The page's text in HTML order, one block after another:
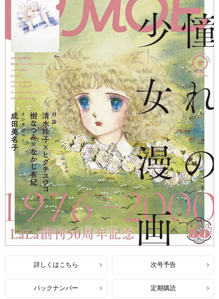
詳しくはこちら 次号予告
バックナンバー 定期購読